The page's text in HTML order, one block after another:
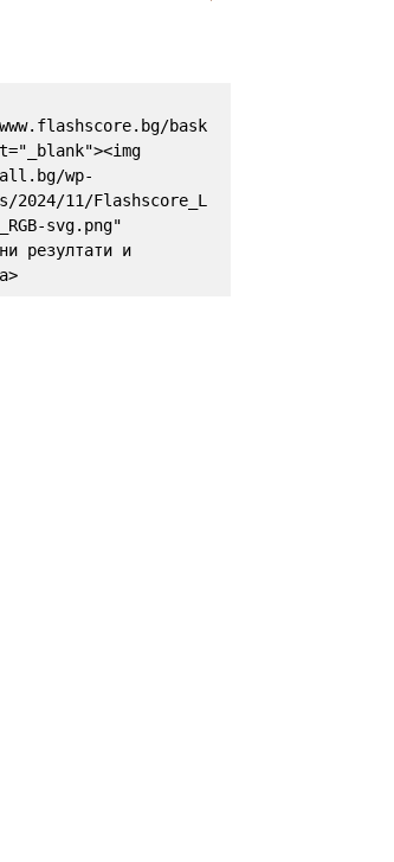
bask
wp-
2024/11/Flashscore_L
svg.png"
резултати и